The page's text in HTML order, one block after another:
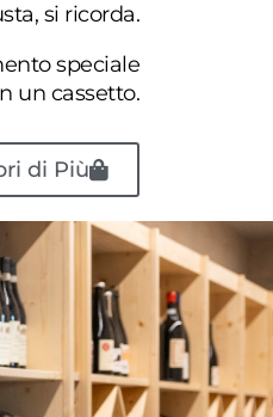
si ricorda.
speciale
un cassetto.
di Più